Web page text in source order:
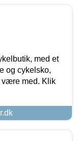
med et
og cykelsko,
være med. Klik